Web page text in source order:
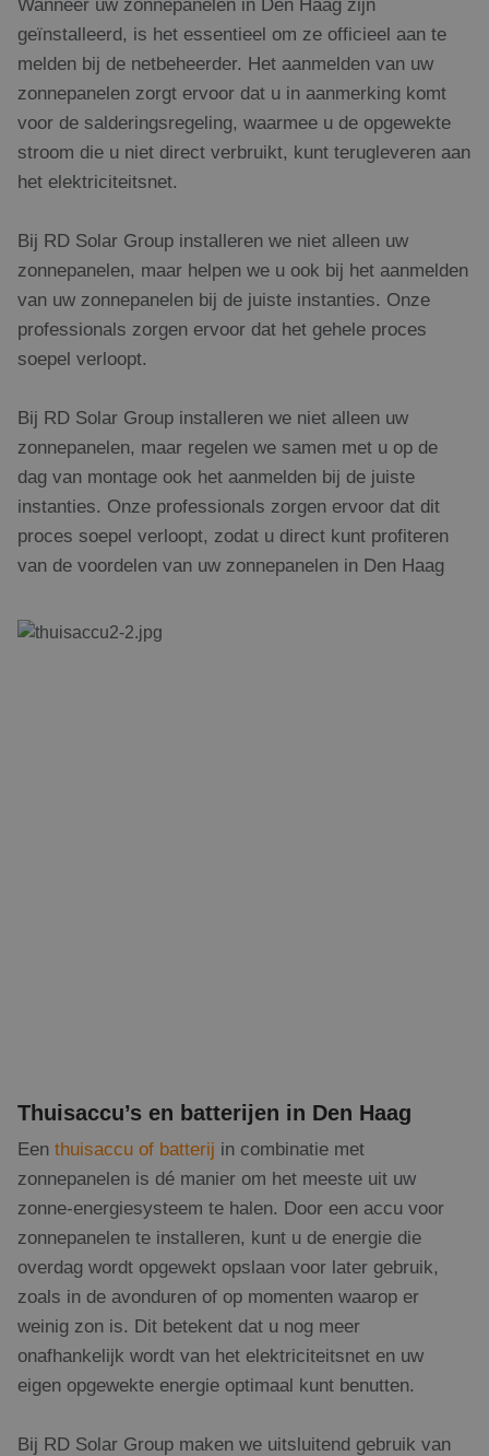
geïnstalleerd, is het essentieel om ze officieel aan te
melden bij de netbeheerder. Het aanmelden van uw
zonnepanelen zorgt ervoor dat u in aanmerking komt
voor de salderingsregeling, waarmee u de opgewekte
stroom die u niet direct verbruikt, kunt terugleveren aan
het elektriciteitsnet.
Bij RD Solar Group installeren we niet alleen uw
zonnepanelen, maar helpen we u ook bij het aanmelden
van uw zonnepanelen bij de juiste instanties. Onze
professionals zorgen ervoor dat het gehele proces
soepel verloopt.
Bij RD Solar Group installeren we niet alleen uw
zonnepanelen, maar regelen we samen met u op de
dag van montage ook het aanmelden bij de juiste
instanties. Onze professionals zorgen ervoor dat dit
proces soepel verloopt, zodat u direct kunt profiteren
van de voordelen van uw zonnepanelen in Den Haag
Thuisaccu’s en batterijen in Den Haag
Een thuisaccu of batterij in combinatie met
zonnepanelen is dé manier om het meeste uit uw
zonne-energiesysteem te halen. Door een accu voor
zonnepanelen te installeren, kunt u de energie die
overdag wordt opgewekt opslaan voor later gebruik,
zoals in de avonduren of op momenten waarop er
weinig zon is. Dit betekent dat u nog meer
onafhankelijk wordt van het elektriciteitsnet en uw
eigen opgewekte energie optimaal kunt benutten.
Bij RD Solar Group maken we uitsluitend gebruik van